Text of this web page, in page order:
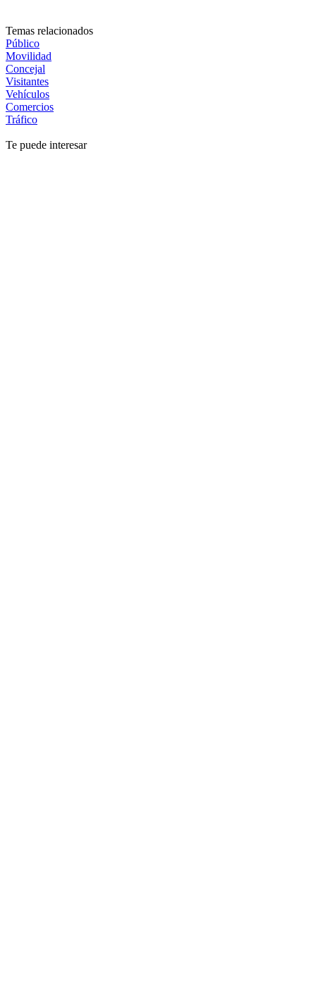
Temas relacionados
Público
Movilidad
Concejal
Visitantes
Vehículos
Comercios
Tráfico
Te puede interesar